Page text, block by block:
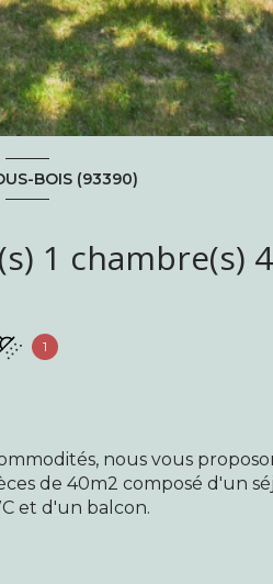
BOIS (93390)
1
nous vous
de 40m2 composé d'un
et d'un balcon.